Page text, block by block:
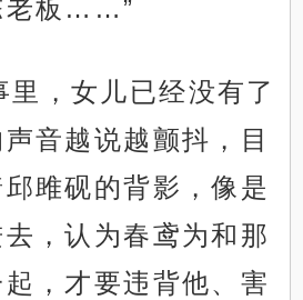
老板……”
里，女儿已经没有了
音越说越颤抖，目
雎砚的背影，像是
，认为春鸢为和那
，才要违背他、害